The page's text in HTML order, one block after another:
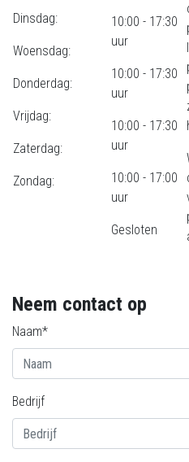
Dinsdag:
Woensdag:
Donderdag:
Vrijdag:
Zaterdag:
Zondag:
10:00 - 17:30
uur
10:00 - 17:30
uur
10:00 - 17:30
uur
10:00 - 17:00
uur
Gesloten
Neem contact op
Naam*
Bedrijf